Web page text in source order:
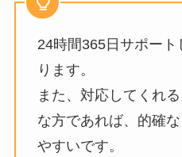
24時間365日サポー
ります。
また、対応してくれ
な方であれば、的確
やすいです。